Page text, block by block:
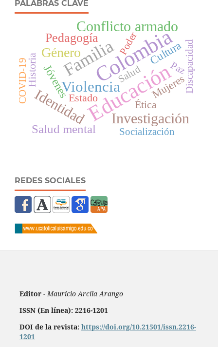
PALABRAS CLAVE
Educación
Colombia
Familia
Violencia
Investigación
Conflicto armado
Identidad
Género
Pedagogía
Salud mental
Cultura
Jóvenes
Ética
Mujeres
Historia
Estado
Poder
Salud Discapacidad
Paz
COVID-19
Socialización
REDES SOCIALES
Editor -Mauricio Arcila Arango
ISSN (En línea): 2216-1201
DOI de la revista: https://doi.org/10.21501/issn.2216-
1201